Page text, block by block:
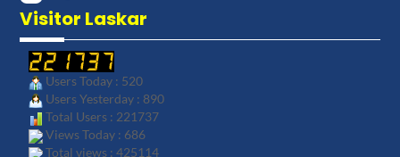
Visitor Laskar
Users Today : 520
Users Yesterday : 890
Total Users : 221737
Views Today : 686
Total views : 425114